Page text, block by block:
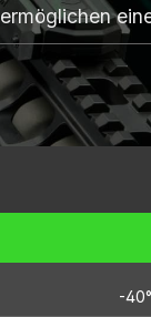
ermöglichen
-